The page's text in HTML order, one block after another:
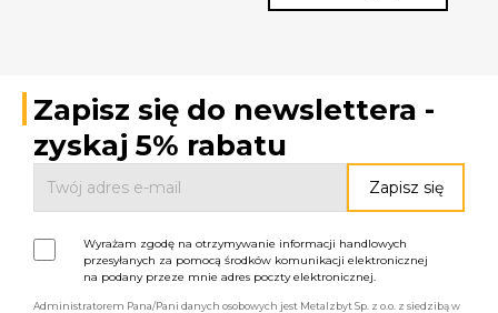
Zapisz się do newslettera -
zyskaj 5% rabatu
Wyrażam zgodę na otrzymywanie informacji handlowych
przesyłanych za pomocą środków komunikacji elektronicznej
na podany przeze mnie adres poczty elektronicznej.
Administratorem Pana/Pani danych osobowych jest Metalzbyt Sp. z o.o. z siedzibą w